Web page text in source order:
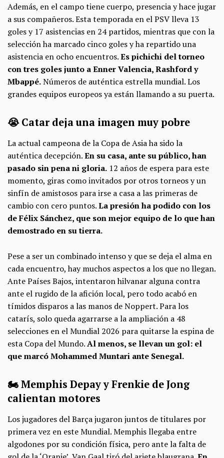
Además, en el campo tiene cuerpo, presencia y hace jugar
a sus compañeros. Esta temporada en el PSV lleva 13
goles y 17 asistencias en 24 partidos, mientras que con la
selección ha marcado cinco goles y ha repartido una
asistencia en ocho encuentros.Es pichichi del torneo
con tres goles junto a Enner Valencia, Rashford y
Mbappé.Números de auténtica estrella mundial. Los
grandes equipos europeos ya están llamando a su puerta.
😭 Catar deja una imagen muy pobre
La actual campeona de la Copa de Asia ha sido la
auténtica decepción.En su casa, ante su público, han
pasado sin pena ni gloria. 12 años de espera para este
momento, giras como invitados por otros torneos y un
sinfín de amistosos para irse a casa a las primeras de
cambio con cero puntos.La presión ha podido con los
de Félix Sánchez, que son mejor equipo de lo que han
demostrado en su tierra.
Pese a ser un combinado intenso y que se deja el alma en
cada encuentro, hay muchos aspectos a los que no llegan.
Ante Países Bajos, intentaron hilvanar alguna contra
ante el rugido de la afición local, pero todo acabó en
tímidos disparos a las manos de Noppert. Para los
catarís, solo queda agarrarse a la ampliación a 48
selecciones en el Mundial 2026 para quitarse la espina de
esta Copa del Mundo.Al menos, se llevan un gol: el
que marcó Mohammed Muntari ante Senegal.
🏍️ Memphis Depay y Frenkie de Jong
calientan motores
Los jugadores del Barça jugaron juntos de titulares por
primera vez en este Mundial. Memphis llegaba entre
algodones por su condición física, pero ante la falta de